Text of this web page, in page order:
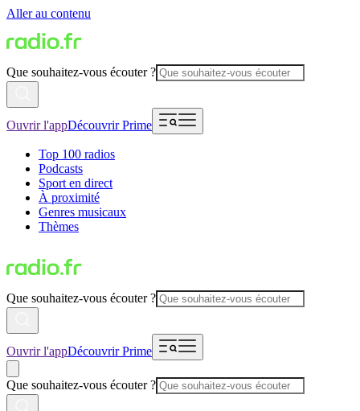
Aller au contenu
Que souhaitez-vous écouter ?
Ouvrir l'appDécouvrir Prime
Top 100 radios
Podcasts
Sport en direct
À proximité
Genres musicaux
Thèmes
Que souhaitez-vous écouter ?
Ouvrir l'appDécouvrir Prime
Que souhaitez-vous écouter ?